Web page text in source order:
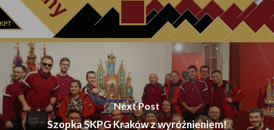
Next Post
Szopka SKPG Kraków z wyróżnieniem!